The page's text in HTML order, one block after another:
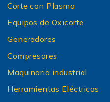
Corte con Plasma
Equipos de Oxicorte
Generadores
Compresores
Maquinaria industrial
Herramientas Eléctricas